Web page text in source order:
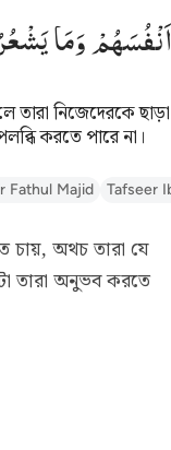
اَنْفُسَهُمْوَمَا
তারা নিজেদেরকে ছাড়া
করতে পারে না।
Fathul Majid Tafseer
চায়, অথচ তারা যে
তারা অনুভব করতে